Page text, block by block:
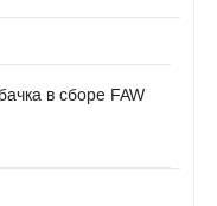
в сборе FAW